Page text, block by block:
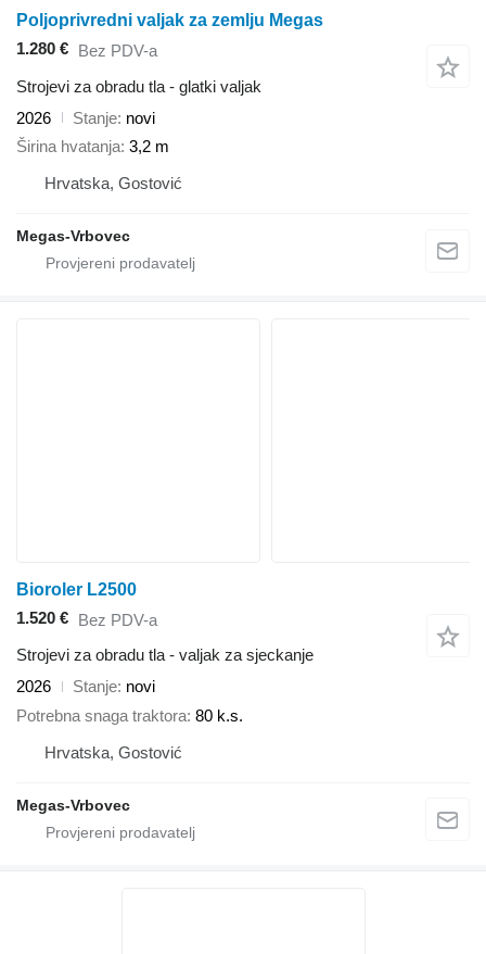
Poljoprivredni valjak za zemlju Megas
1.280 € Bez PDV-a
Strojevi za obradu tla - glatki valjak
2026
Stanje novi
Širina hvatanja 3,2 m
Hrvatska, Gostović
Megas-Vrbovec
Bioroler L2500
1.520 € Bez PDV-a
Strojevi za obradu tla - valjak za sjeckanje
2026
Stanje novi
Potrebna snaga traktora 80 k.s.
Hrvatska, Gostović
Megas-Vrbovec